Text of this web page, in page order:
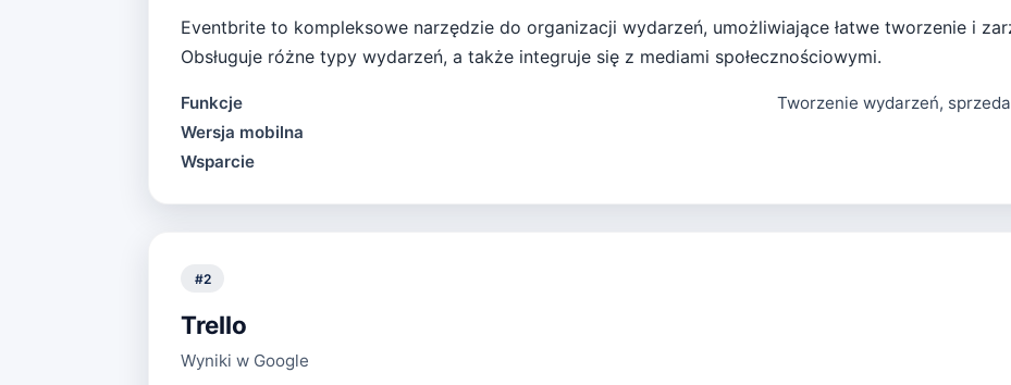
Eventbrite to kompleksowe narzędzie do organizacji wydarzeń, umożliwiające łatwe tworzenie i
Obsługuje różne typy wydarzeń, a także integruje się z mediami społecznościowymi.
Funkcje
Tworzenie wydarzeń,
Wersja mobilna
Wsparcie
#2
Trello
Wyniki w Google